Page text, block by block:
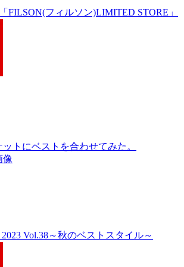
FILSON(フィルソン)LIMITED STORE」
トにベストを合わせてみた。
Vol.38～秋のベストスタイル～